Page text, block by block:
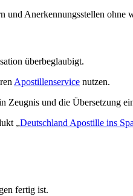
Anerkennungsstellen ohne
überbeglaubigt.
Apostillenservice nutzen.
Zeugnis und die Übersetzung
„Deutschland Apostille ins
fertig ist.